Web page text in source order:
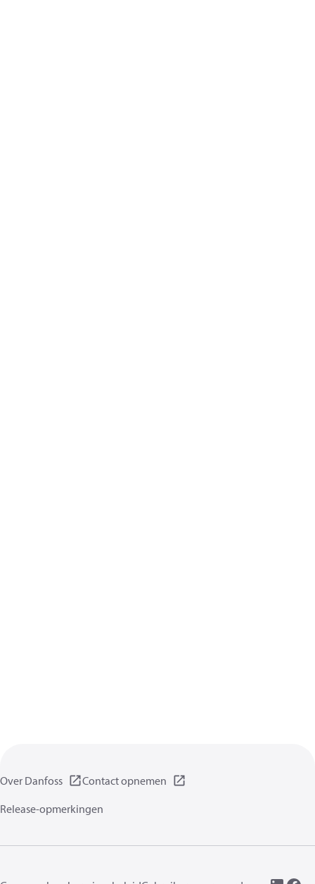
Over Danfoss
Contact opnemen
Release-opmerkingen